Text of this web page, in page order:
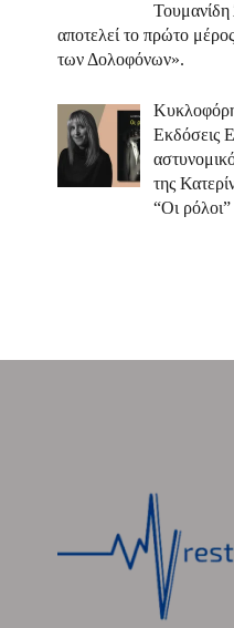
αποτελεί το πρώτο
των Δολοφόνων».
Εκδόσεις
της
“Οι ρόλοι”